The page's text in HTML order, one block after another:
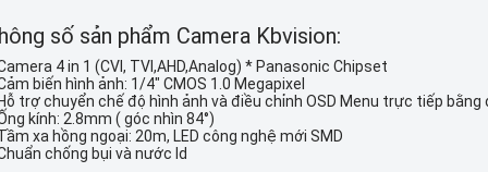
số sản phẩm Camera Kbvision:
4 in 1 (CVI, TVI,AHD,Analog) * Panasonic Chipset
biến hình ảnh: 1/4″ CMOS 1.0 Megapixel
trợ chuyển chế độ hình ảnh và điều chỉnh OSD Menu trực tiếp bằng
kính: 2.8mm ( góc nhìn 84°)
xa hồng ngoại: 20m, LED công nghệ mới SMD
chống bụi và nước Id